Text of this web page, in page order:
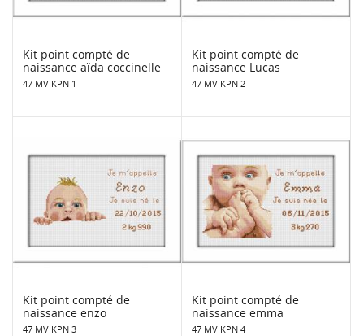
Kit point compté de
naissance aïda coccinelle
47 MV KPN 1
Kit point compté de
naissance Lucas
47 MV KPN 2
Kit point compté de
naissance enzo
47 MV KPN 3
Kit point compté de
naissance emma
47 MV KPN 4